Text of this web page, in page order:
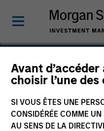
Avant
choisir l’une
SI VOUS ÊTES UNE
CONSIDÉRÉE COMME
AU SENS DE LA
Wendu